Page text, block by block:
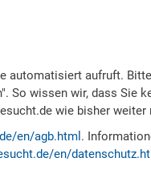
automatisiert aufruft.
So wissen wir, dass Sie
wie bisher weiter
en/agb.html .
en/